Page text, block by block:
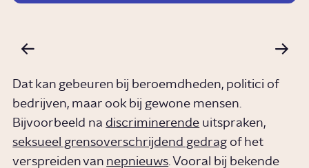
Dat kan gebeuren bij beroemdheden, politici of
bedrijven, maar ook bij gewone mensen.
Bijvoorbeeld na discriminerende uitspraken,
seksueel grensoverschrijdend gedrag of het
verspreiden van nepnieuws. Vooral bij bekende